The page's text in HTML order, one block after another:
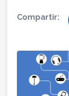
Compartir: